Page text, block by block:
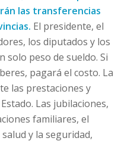
las transferencias
El presidente, el
los diputados y los
peso de sueldo. Si
pagará el costo. La
las prestaciones y
Las jubilaciones,
familiares, el
y la seguridad,